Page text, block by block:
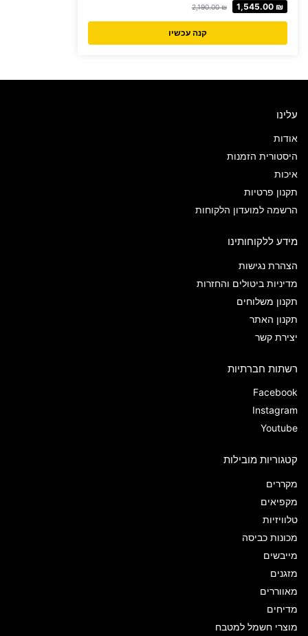
2,190.00₪ 1,545.00 ₪
קנה עכשיו
עלינו
אודות
היסטורית הזמנות
איכות
תקנון פרטיות
הרשמה למועדון הלקוחות
מידע ללקוחותינו
הצהרת נגישות
מדיניות ביטולים והחזרות
תקנון משלוחים
תקנון האתר
יצירת קשר
רשתות חברתיות
Facebook
Instagram
Youtube
קטגוריות מובילות
מקררים
מקפיאים
טלוויזיות
מכונות כביסה
מייבשים
מזגנים
מאווררים
מדיחים
מוצרי חשמל למטבח